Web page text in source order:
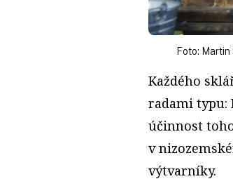
Foto: Martin
Každého
radami typu:
účinnost
v
výtvarníky.